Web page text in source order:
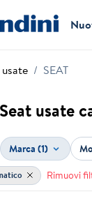
SEAT
usate
Marca (1)
Rimuovi